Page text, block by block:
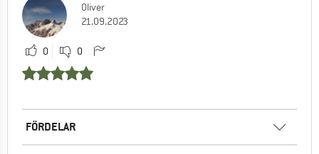
Oliver
21.09.2023
0 0
FÖRDELAR